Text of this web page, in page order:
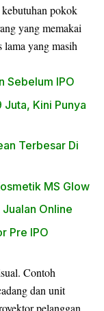
pokok
yang memakai
yang masih
Sebelum IPO
Juta, Kini Punya
Terbesar Di
MS Glow
Online
Pre IPO
Contoh
dan unit
pelanggan